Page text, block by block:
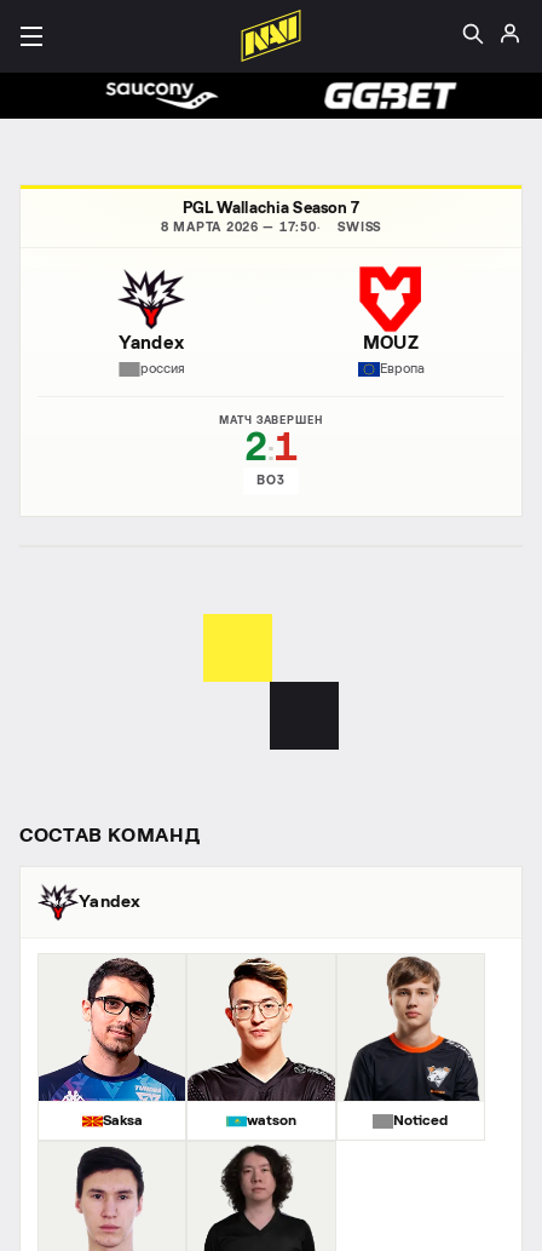
PGL Wallachia Season 7
8 МАРТА 2026 — 17:50 SWISS
Yandex
россия
МАТЧ ЗАВЕРШЕН
2:1
BO3
MOUZ
Европа
СОСТАВ КОМАНД
Yandex
Saksa watson Noticed